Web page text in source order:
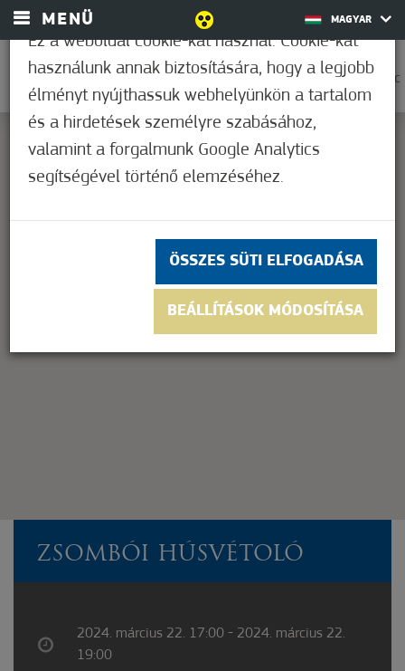
MENÜ MAGYAR
0
33,9°C
This page can't load Google Maps correctly.
Do you own this website? OK
ZSOMBÓI HÚSVÉTOLÓ
2024. március 22. 17:00 - 2024. március 22.
19:00
Ez a weboldal cookie-kat használ. Cookie-kat
használunk annak biztosítására, hogy a legjobb
élményt nyújthassuk webhelyünkön a tartalom
és a hirdetések személyre szabásához,
valamint a forgalmunk Google Analytics
segítségével történő elemzéséhez.
ÖSSZES SÜTI ELFOGADÁSA
BEÁLLÍTÁSOK MÓDOSÍTÁSA